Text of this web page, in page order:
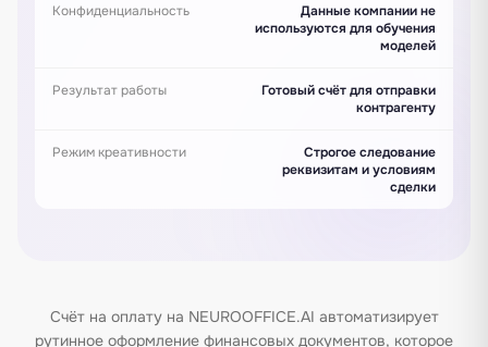
Конфиденциальность
Данные компании не
используются для обучения
моделей
Результат работы
Готовый счёт для отправки
контрагенту
Режим креативности
Строгое следование
реквизитам и условиям
сделки
Счёт на оплату на NEUROOFFICE.AI автоматизирует
рутинное оформление финансовых документов, которое